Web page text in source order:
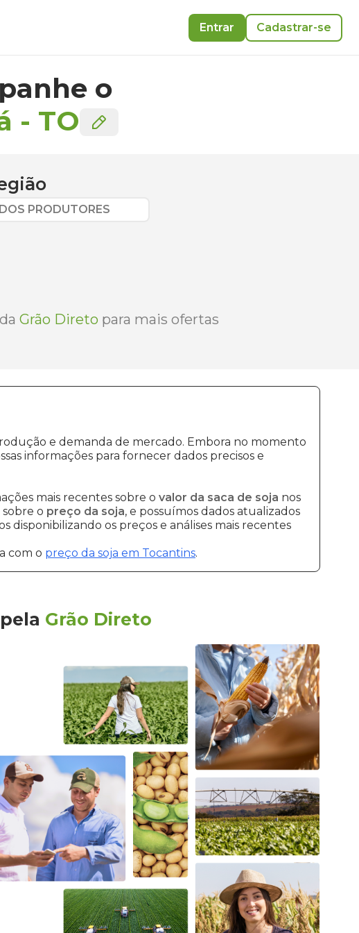
Entrar Cadastrar-se
o
- TO
PRODUTORES
Grão Direto para mais ofertas
e demanda de mercado. Embora no momento
informações para fornecer dados precisos e
mais recentes sobre o valor da saca de soja nos
o preço da soja, e possuímos dados atualizados
disponibilizando os preços e análises mais recentes
com o preço da soja em Tocantins.
pela Grão Direto